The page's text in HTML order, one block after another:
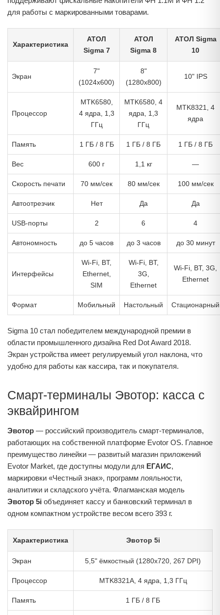
для работы с маркированными товарами.
Характеристика
АТОЛ
Sigma 7
АТОЛ
Sigma 8
АТОЛ Sigma
10
Экран
7"
(1024x600)
8"
(1280x800)
10" IPS
Процессор
MTK6580,
4 ядра, 1,3
ГГц
MTK6580, 4
ядра, 1,3
ГГц
MTK8321, 4
ядра
Память 1 ГБ / 8 ГБ 1 ГБ / 8 ГБ 1 ГБ / 8 ГБ
Вес 600 г 1,1 кг —
Скорость печати 70 мм/сек 80 мм/сек 100 мм/сек
Автоотрезчик Нет Да Да
USB-порты 2 6 4
Автономность до 5 часов до 3 часов до 30 минут
Интерфейсы
Wi-Fi, BT,
Ethernet,
SIM
Wi-Fi, BT,
3G,
Ethernet
Wi-Fi, BT, 3G,
Ethernet
Формат Мобильный Настольный Стационарный
Sigma 10 стал победителем международной премии в
области промышленного дизайна Red Dot Award 2018.
Экран устройства имеет регулируемый угол наклона, что
удобно для работы как кассира, так и покупателя.
Смарт-терминалы Эвотор: касса с
эквайрингом
Эвотор — российский производитель смарт-терминалов,
работающих на собственной платформе Evotor OS. Главное
преимущество линейки — развитый магазин приложений
Evotor Market, где доступны модули для ЕГАИС,
маркировки «Честный знак», программ лояльности,
аналитики и складского учёта. Флагманская модель
Эвотор 5i объединяет кассу и банковский терминал в
одном компактном устройстве весом всего 393 г.
Характеристика Эвотор 5i
Экран 5,5" ёмкостный (1280x720, 267 DPI)
Процессор MTK8321A, 4 ядра, 1,3 ГГц
Память 1 ГБ / 8 ГБ